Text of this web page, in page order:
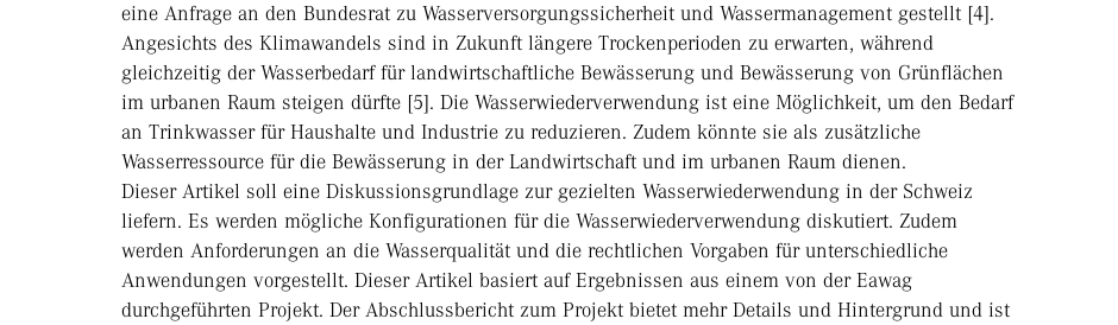
eine Anfrage an den Bundesrat zu Wasserversorgungssicherheit und Wassermanagement gestellt [4].
Angesichts des Klimawandels sind in Zukunft längere Trockenperioden zu erwarten, während
gleichzeitig der Wasserbedarf für landwirtschaftliche Bewässerung und Bewässerung von Grünflächen
im urbanen Raum steigen dürfte [5]. Die Wasserwiederverwendung ist eine Möglichkeit, um den Bedarf
an Trinkwasser für Haushalte und Industrie zu reduzieren. Zudem könnte sie als zusätzliche
Wasserressource für die Bewässerung in der Landwirtschaft und im urbanen Raum dienen.
Dieser Artikel soll eine Diskussionsgrundlage zur gezielten Wasserwiederwendung in der Schweiz
liefern. Es werden mögliche Konfigurationen für die Wasserwiederverwendung diskutiert. Zudem
werden Anforderungen an die Wasserqualität und die rechtlichen Vorgaben für unterschiedliche
Anwendungen vorgestellt. Dieser Artikel basiert auf Ergebnissen aus einem von der Eawag
durchgeführten Projekt. Der Abschlussbericht zum Projekt bietet mehr Details und Hintergrund und ist